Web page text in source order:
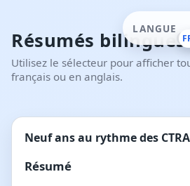
Résumés bilingues
Utilisez le sélecteur pour afficher
français ou en anglais.
LANGUE
Neuf ans au rythme des CTRA
Résumé